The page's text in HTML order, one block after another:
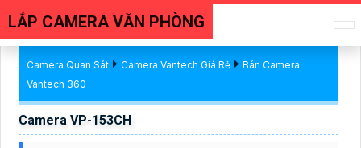
LẮP CAMERA VĂN PHÒNG
Camera Quan Sát Camera Vantech Giá Rẻ
Bán Camera
Vantech 360
Camera VP-153CH